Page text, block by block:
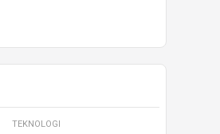
TEKNOLOGI